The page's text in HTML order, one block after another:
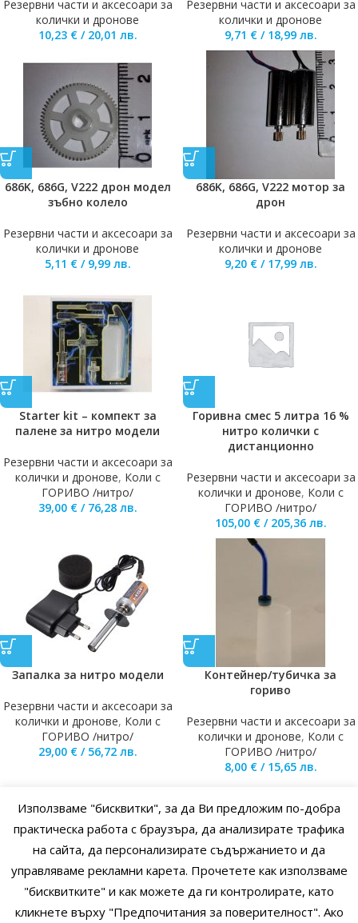
Резервни части и аксесоари за
колички и дронове
10,23 € / 20,01 лв.
Резервни части и аксесоари за
колички и дронове
9,71 € / 18,99 лв.
686K, 686G, V222 дрон модел
зъбно колело
Резервни части и аксесоари за
колички и дронове
5,11 € / 9,99 лв.
686K, 686G, V222 мотор за
дрон
Резервни части и аксесоари за
колички и дронове
9,20 € / 17,99 лв.
Starter kit – компект за
палене за нитро модели
Резервни части и аксесоари за
колички и дронове, Коли с
ГОРИВО /нитро/
39,00 € / 76,28 лв.
Горивна смес 5 литра 16 %
нитро колички с
дистанционно
Резервни части и аксесоари за
колички и дронове, Коли с
ГОРИВО /нитро/
105,00 € / 205,36 лв.
Запалка за нитро модели
Резервни части и аксесоари за
колички и дронове, Коли с
ГОРИВО /нитро/
29,00 € / 56,72 лв.
Контейнер/тубичка за
гориво
Резервни части и аксесоари за
колички и дронове, Коли с
ГОРИВО /нитро/
8,00 € / 15,65 лв.
Перки за дрон Hubsan H501S
Използваме "бисквитки", за да Ви предложим по-добра
практическа работа с браузъра, да анализирате трафика
на сайта, да персонализирате съдържанието и да
управляваме рекламни карета. Прочетете как използваме
"бисквитките" и как можете да ги контролирате, като
кликнете върху "Предпочитания за поверителност". Ако